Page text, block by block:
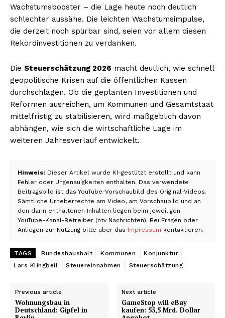
Wachstumsbooster – die Lage heute noch deutlich
schlechter aussähe. Die leichten Wachstumsimpulse,
die derzeit noch spürbar sind, seien vor allem diesen
Rekordinvestitionen zu verdanken.
Die Steuerschätzung 2026 macht deutlich, wie schnell
geopolitische Krisen auf die öffentlichen Kassen
durchschlagen. Ob die geplanten Investitionen und
Reformen ausreichen, um Kommunen und Gesamtstaat
mittelfristig zu stabilisieren, wird maßgeblich davon
abhängen, wie sich die wirtschaftliche Lage im
weiteren Jahresverlauf entwickelt.
Hinweis: Dieser Artikel wurde KI-gestützt erstellt und kann
Fehler oder Ungenauigkeiten enthalten. Das verwendete
Beitragsbild ist das YouTube-Vorschaubild des Original-Videos.
Sämtliche Urheberrechte am Video, am Vorschaubild und an
den darin enthaltenen Inhalten liegen beim jeweiligen
YouTube-Kanal-Betreiber (ntv Nachrichten). Bei Fragen oder
Anliegen zur Nutzung bitte über das Impressum kontaktieren.
TAGS Bundeshaushalt Kommunen
Konjunktur
Lars Klingbeil
Steuereinnahmen Steuerschätzung
Previous article
Wohnungsbau in
Deutschland: Gipfel in
Next article
GameStop will eBay
kaufen: 55,5 Mrd. Dollar